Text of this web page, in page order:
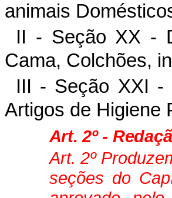
animais
II - Seção XX -
Cama, Colchões,
III - Seção XXI -
Artigos de Higiene
Art. 2º -
Art. 2º
seções do